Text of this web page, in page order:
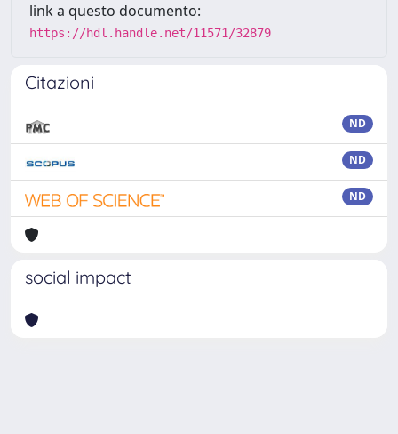
link a questo documento:
https://hdl.handle.net/11571/32879
Citazioni
ND
ND
ND
social impact